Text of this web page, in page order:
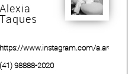
pela PUC-PR.
Alexia
Taques
https://www.instagram.com/a.archlab/
(41) 98888-2020